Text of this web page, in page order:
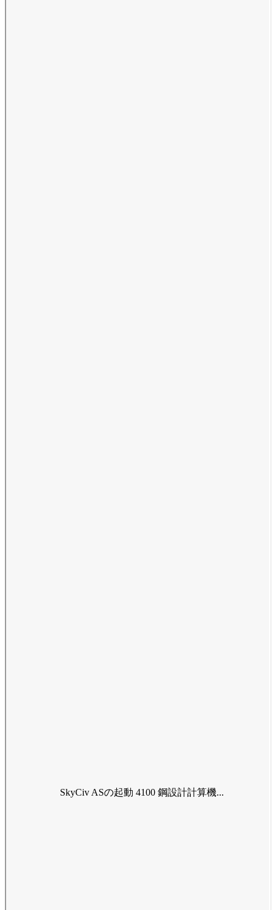
SkyCiv ASの起動 4100 鋼設計計算機...